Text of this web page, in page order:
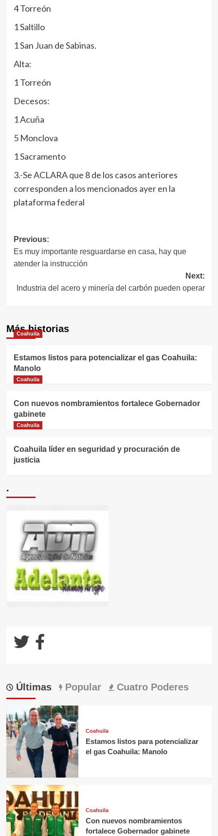
4 Torreón
1 Saltillo
1 San Juan de Sabinas.
Alta:
1 Torreón
Decesos:
1 Acuña
5 Monclova
1 Sacramento
3.-Se ACLARA que 8 de los casos anteriores
corresponden a los mencionados ayer en la
plataforma federal
Navegación
de
Previous:
Es muy importante resguardarse en casa, hay que
atender la instrucción
Next:
Industria del acero y minería del carbón pueden operar
Más historias
Coahuila
Estamos listos para potencializar el gas Coahuila:
Manolo
Coahuila
Con nuevos nombramientos fortalece Gobernador
gabinete
Coahuila
Coahuila líder en seguridad y procuración de
justicia
.
Últimas Popular Cuatro Poderes
Coahuila
Estamos listos para potencializar
el gas Coahuila: Manolo
Coahuila
Con nuevos nombramientos
fortalece Gobernador gabinete